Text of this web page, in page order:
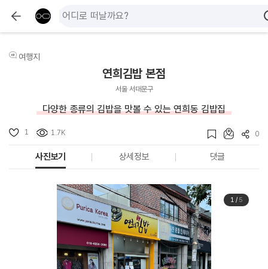
여행지
연희김밥 본점
서울 서대문구
다양한 종류의 김밥을 맛볼 수 있는 연희동 김밥집
1 1.7K 0
사진보기 상세정보 댓글
1/ 5